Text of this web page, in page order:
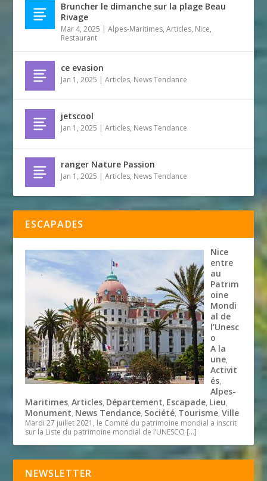
Bruncher le dimanche sur la plage Beau
Rivage
Mar 4, 2025 |Alpes-Maritimes,Articles, Nice,
Restaurant
ce evasion
Jan 1, 2025 |Articles, News Tendance
jetscool
Jan 1, 2025 |Articles, News Tendance
ranger Nature Passion
Jan 1, 2025 |Articles, News Tendance
ESCAPADES
Nice
entre
au
Patrim
oine
Mondi
al de
l’Unesc
o
A la
une,
Activit
és,
Alpes-
Maritimes,Articles, Département, Escapade, Lieu,
Monument, News Tendance, Société, Tourisme,Ville
Mardi 27 juillet 2021, le Comité du patrimoine mondial a inscrit
sur la Liste du patrimoine mondial de l’UNESCO […]
NEWSLETTER